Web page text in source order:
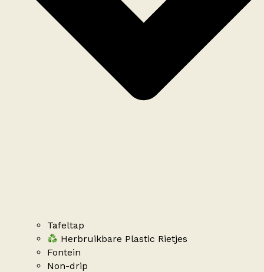
Tafeltap
Herbruikbare Plastic Rietjes
Fontein
Non-drip